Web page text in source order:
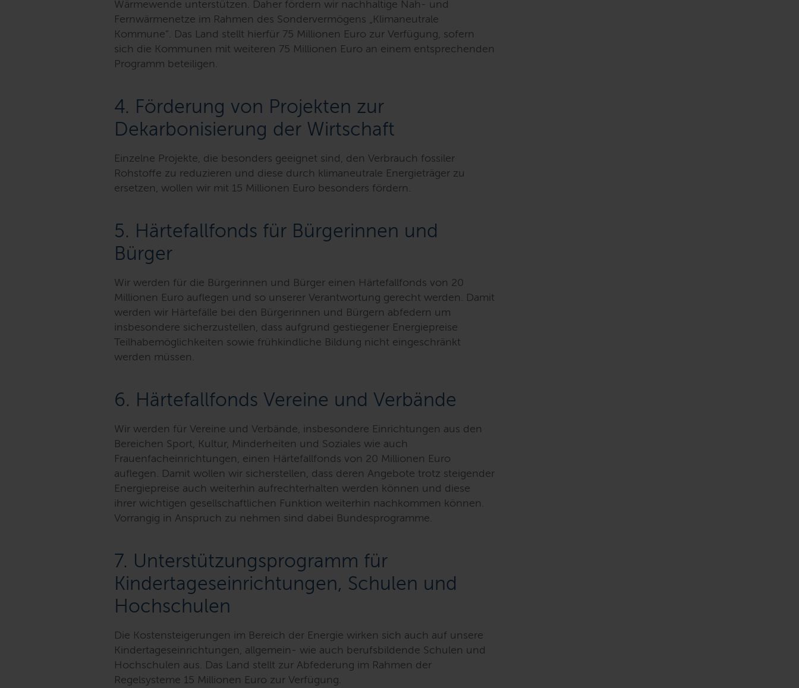
Wärmewende unterstützen. Daher fördern wir nachhaltige Nah- und
Fernwärmenetze im Rahmen des Sondervermögens „Klimaneutrale
Kommune“. Das Land stellt hierfür 75 Millionen Euro zur Verfügung, sofern
sich die Kommunen mit weiteren 75 Millionen Euro an einem entsprechenden
Programm beteiligen.
4. Förderung von Projekten zur
Dekarbonisierung der Wirtschaft
Einzelne Projekte, die besonders geeignet sind, den Verbrauch fossiler
Rohstoffe zu reduzieren und diese durch klimaneutrale Energieträger zu
ersetzen, wollen wir mit 15 Millionen Euro besonders fördern.
5. Härtefallfonds für Bürgerinnen und
Bürger
Wir werden für die Bürgerinnen und Bürger einen Härtefallfonds von 20
Millionen Euro auflegen und so unserer Verantwortung gerecht werden. Damit
werden wir Härtefälle bei den Bürgerinnen und Bürgern abfedern um
insbesondere sicherzustellen, dass aufgrund gestiegener Energiepreise
Teilhabemöglichkeiten sowie frühkindliche Bildung nicht eingeschränkt
werden müssen.
6. Härtefallfonds Vereine und Verbände
Wir werden für Vereine und Verbände, insbesondere Einrichtungen aus den
Bereichen Sport, Kultur, Minderheiten und Soziales wie auch
Frauenfacheinrichtungen, einen Härtefallfonds von 20 Millionen Euro
auflegen. Damit wollen wir sicherstellen, dass deren Angebote trotz steigender
Energiepreise auch weiterhin aufrechterhalten werden können und diese
ihrer wichtigen gesellschaftlichen Funktion weiterhin nachkommen können.
Vorrangig in Anspruch zu nehmen sind dabei Bundesprogramme.
7. Unterstützungsprogramm für
Kindertageseinrichtungen, Schulen und
Hochschulen
Die Kostensteigerungen im Bereich der Energie wirken sich auch auf unsere
Kindertageseinrichtungen, allgemein- wie auch berufsbildende Schulen und
Hochschulen aus. Das Land stellt zur Abfederung im Rahmen der
Regelsysteme 15 Millionen Euro zur Verfügung.